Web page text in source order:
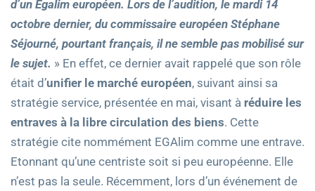
d’un Egalim européen. Lors de l’audition, le mardi 14
octobre dernier, du commissaire européen Stéphane
Séjourné, pourtant français, il ne semble pas mobilisé sur
le sujet. » En effet, ce dernier avait rappelé que son rôle
était d’unifier le marché européen, suivant ainsi sa
stratégie service, présentée en mai, visant à réduire les
entraves à la libre circulation des biens. Cette
stratégie cite nommément EGAlim comme une entrave.
Etonnant qu’une centriste soit si peu européenne. Elle
n’est pas la seule. Récemment, lors d’un événement de